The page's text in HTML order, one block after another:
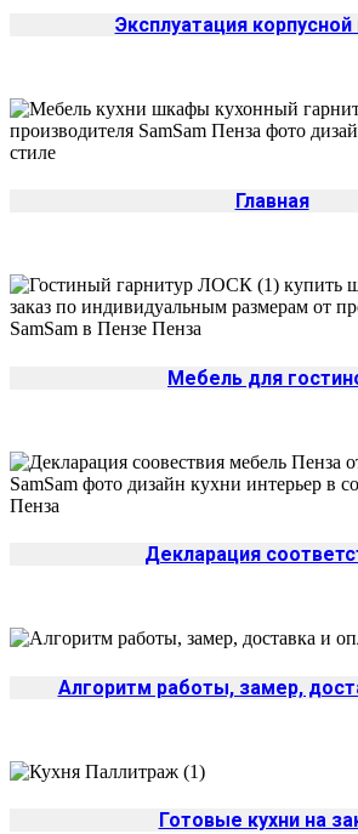
Эксплуатация
Главная
Мебель для
Декларация
Алгоритм работы, замер,
Готовые кухни на